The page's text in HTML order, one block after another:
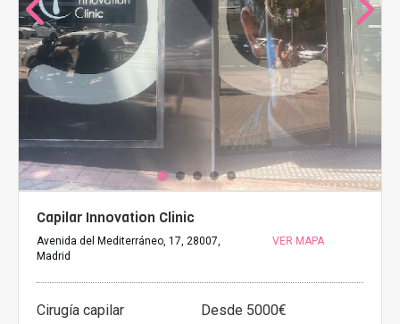
Capilar Innovation Clinic
Avenida del Mediterráneo, 17, 28007,
Madrid
VER MAPA
Cirugía capilar Desde 5000€